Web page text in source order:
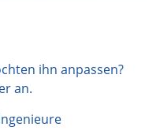
ihn anpassen?
an.